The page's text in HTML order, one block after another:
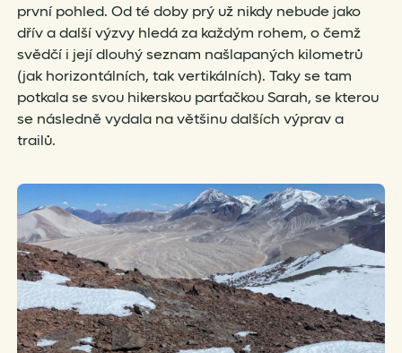
první pohled. Od té doby prý už nikdy nebude jako
dřív a další výzvy hledá za každým rohem, o čemž
svědčí i její dlouhý seznam našlapaných kilometrů
(jak horizontálních, tak vertikálních). Taky se tam
potkala se svou hikerskou parťačkou Sarah, se kterou
se následně vydala na většinu dalších výprav a
trailů.